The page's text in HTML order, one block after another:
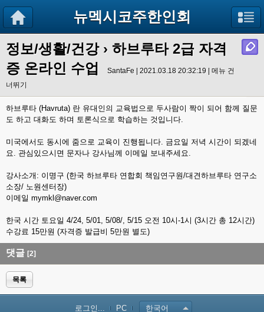
뉴멕시코주한인회
정보/생활/건강› 하브루타 2급 자격
증 온라인 수업
SantaFe | 2021.03.18 20:32:19 | 메뉴 건
너뛰기
하브루타 (Havruta) 란 유대인의 교육법으로 두사람이 짝이 되어 함께 질문
도 하고 대화도 하며 토론식으로 학습하는 것입니다.
미국에서도 동시에 줌으로 교육이 진행됩니다. 금요일 저녁 시간이 되겠네
요. 관심있으시면 문자나 강사님께 이메일 보내주세요.
강사소개: 이명구 (한국 하브루타 연합회 책임연구원/대견하브루타 연구소
소장/ 노원센터장)
이메일 mymkl@naver.com
한국 시간 토요일 4/24, 5/01, 5/08/, 5/15 오전 10시-1시 (3시간 총 12시간)
수강료 15만원 (자격증 발급비 5만원 별도)
댓글 [2]
목록
로그인... PC 한국어